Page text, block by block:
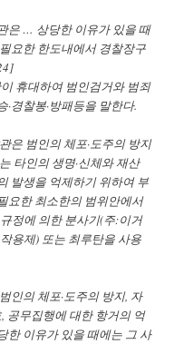
은 … 상당한 이유가 있을 때
요한 한도내에서 경찰장구
휴대하여 범인검거와 범죄
경찰봉·방패등을 말한다.
은 범인의 체포·도주의 방지
타인의 생명·신체와 재산
발생을 억제하기 위하여 부
요한 최소한의 범위안에서
정에 의한 분사기(주:이거
용제) 또는 최루탄을 사용
인의 체포·도주의 방지, 자
공무집행에 대한 항거의 억
한 이유가 있을 때에는 그 사